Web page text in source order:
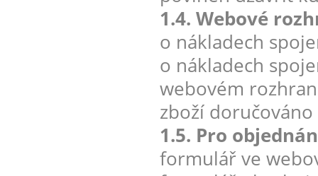
1.4. Webové
o nákladech
o nákladech
webovém
zboží
1.5. Pro
formulář ve